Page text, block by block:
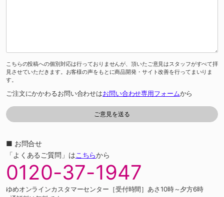
こちらの投稿への個別対応は行っておりませんが、頂いたご意見はスタッフがすべて拝
見させていただきます。お客様の声をもとに商品開発・サイト改善を行ってまいりま
す。
ご注文にかかわるお問い合わせはお問い合わせ専用フォームから
■ お問合せ
「よくあるご質問」はこちらから
0120-37-1947
ゆめオンラインカスタマーセンター［受付時間］あさ10時～夕方6時